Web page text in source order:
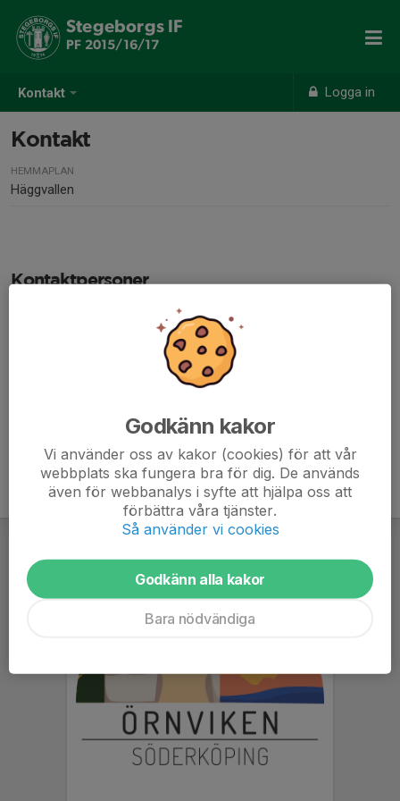
Kontakt Logga in
Stegeborgs IF
PF 2015/16/17
Kontakt
HEMMAPLAN
Häggvallen
Kontaktpersoner
Ungdomstränare
rebecka_rahm@hotmail.com
Godkänn kakor
Vi använder oss av kakor (cookies) för att vår
webbplats ska fungera bra för dig. De används
även för webbanalys i syfte att hjälpa oss att
förbättra våra tjänster.
Så använder vi cookies
Godkänn alla kakor
Bara nödvändiga